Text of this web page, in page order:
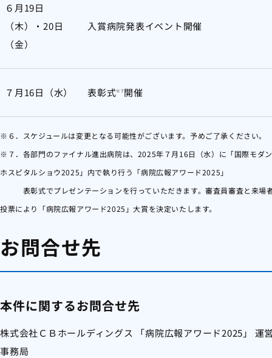
６月19日
（木）・20日
（金）
入賞病院発表イベント開催
７月16日（水） 表彰式※７ 開催
※６．スケジュールは変更となる可能性がございます。予めご了承ください。
※７．各部門のファイナル進出病院は、2025年７月16日（水）に「国際モダン
ホスピタルショウ2025」内で執り行う「病院広報アワード2025」
表彰式でプレゼンテーションを行っていただきます。審査員審査と来場
投票により「病院広報アワード2025」大賞を決定いたします。
お問合せ先
本件に関するお問合せ先
株式会社ＣＢホールディングス 「病院広報アワード2025」 運
事務局